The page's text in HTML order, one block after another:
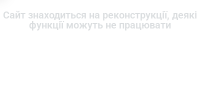
Сайт знаходиться на реконструкції, деякі
функції можуть не працювати